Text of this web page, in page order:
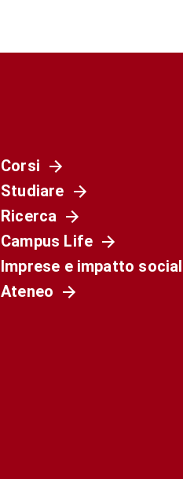
Corsi
Studiare
Ricerca
Campus Life
Imprese e impatto
Ateneo